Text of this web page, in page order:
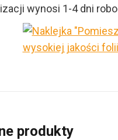
wynosi 1-4 dni
produkty